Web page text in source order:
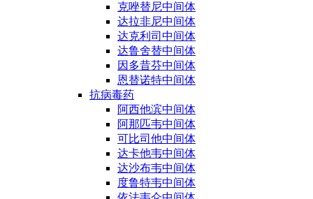
克唑替尼中间体
达拉非尼中间体
达克利司中间体
达鲁舍替中间体
因多昔芬中间体
恩替诺特中间体
抗病毒药
阿西他滨中间体
阿那匹韦中间体
可比司他中间体
达卡他韦中间体
达沙布韦中间体
度鲁特韦中间体